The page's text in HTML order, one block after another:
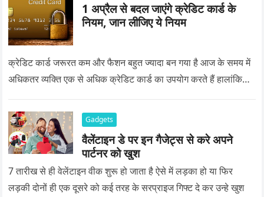
1 अप्रैल से बदल जाएंगे क्रेडिट कार्ड के
नियम, जान लीजिए ये नियम
क्रेडिट कार्ड जरूरत कम और फैशन बहुत ज्यादा बन गया है आज के समय में
अधिकतर व्यक्ति एक से अधिक क्रेडिट कार्ड का उपयोग करते हैं हालांकि…
Gadgets
वैलेंटाइन डे पर इन गैजेट्स से करे अपने
पार्टनर को खुश
7 तारीख से ही वेलेंटाइन वीक शुरू हो जाता है ऐसे में लड़का हो या फिर
लड़की दोनों ही एक दूसरे को कई तरह के सरप्राइज गिफ्ट दे कर उन्हे खुश